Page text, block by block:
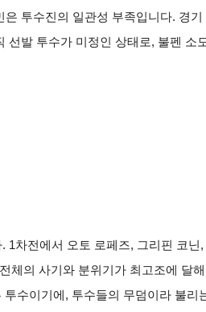
투수진의 일관성 부족입니다. 경
발 투수가 미정인 상태로, 불펜 소
차전에서 오토 로페즈, 그리핀 코
의 사기와 분위기가 최고조에 달
수이기에, 투수들의 무덤이라 불리